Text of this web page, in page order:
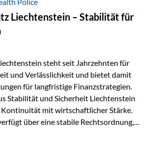
gehören im Konkursfall nicht zur
sondern werden ausschließlich
Liechtenstein – Stabilität für
steht seit Jahrzehnten für
und Verlässlichkeit und bietet damit
für langfristige Finanzstrategien.
Stabilität und Sicherheit Liechtenstein
mit wirtschaftlicher Stärke.
über eine stabile Rechtsordnung,